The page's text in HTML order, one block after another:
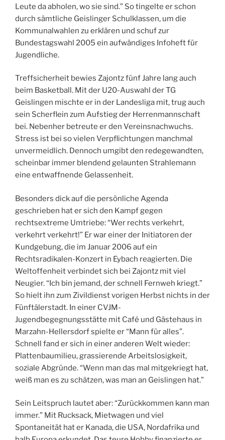
Leute da abholen, wo sie sind.” So tingelte er schon
durch sämtliche Geislinger Schulklassen, um die
Kommunalwahlen zu erklären und schuf zur
Bundestagswahl 2005 ein aufwändiges Infoheft für
Jugendliche.
Treffsicherheit bewies Zajontz fünf Jahre lang auch
beim Basketball. Mit der U20-Auswahl der TG
Geislingen mischte er in der Landesliga mit, trug auch
sein Scherflein zum Aufstieg der Herrenmannschaft
bei. Nebenher betreute er den Vereinsnachwuchs.
Stress ist bei so vielen Verpflichtungen manchmal
unvermeidlich. Dennoch umgibt den redegewandten,
scheinbar immer blendend gelaunten Strahlemann
eine entwaffnende Gelassenheit.
Besonders dick auf die persönliche Agenda
geschrieben hat er sich den Kampf gegen
rechtsextreme Umtriebe: “Wer rechts verkehrt,
verkehrt verkehrt!” Er war einer der Initiatoren der
Kundgebung, die im Januar 2006 auf ein
Rechtsradikalen-Konzert in Eybach reagierten. Die
Weltoffenheit verbindet sich bei Zajontz mit viel
Neugier. “Ich bin jemand, der schnell Fernweh kriegt.”
So hielt ihn zum Zivildienst vorigen Herbst nichts in der
Fünftälerstadt. In einer CVJM-
Jugendbegegnungsstätte mit Café und Gästehaus in
Marzahn-Hellersdorf spielte er “Mann für alles”.
Schnell fand er sich in einer anderen Welt wieder:
Plattenbaumilieu, grassierende Arbeitslosigkeit,
soziale Abgründe. “Wenn man das mal mitgekriegt hat,
weiß man es zu schätzen, was man an Geislingen hat.”
Sein Leitspruch lautet aber: “Zurückkommen kann man
immer.” Mit Rucksack, Mietwagen und viel
Spontaneität hat er Kanada, die USA, Nordafrika und